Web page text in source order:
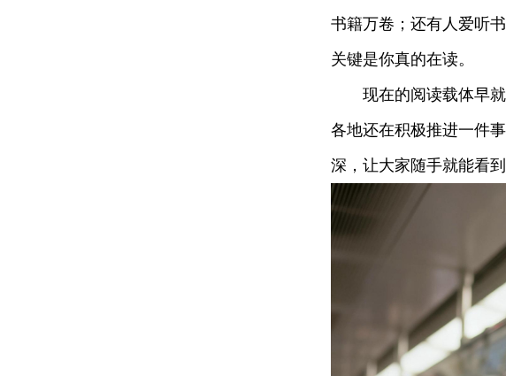
书籍万卷；还有人爱听
关键是你真的在读。
现在的阅读载体早就
各地还在积极推进一件
深，让大家随手就能看到